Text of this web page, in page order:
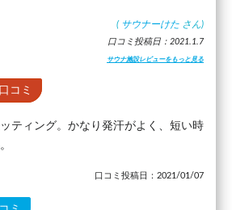
( サウナーけた さん)
口コミ投稿日：2021.1.7
サウナ施設レビューをもっと見る
コミ
ティング。かなり発汗がよく、短い時
口コミ投稿日：2021/01/07